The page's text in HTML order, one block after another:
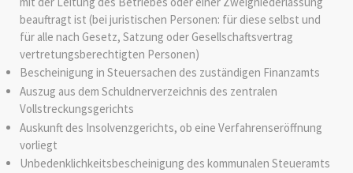
beauftragt ist (bei juristischen Personen: für diese selbst und
für alle nach Gesetz, Satzung oder Gesellschaftsvertrag
vertretungsberechtigten Personen)
Bescheinigung in Steuersachen des zuständigen Finanzamts
Auszug aus dem Schuldnerverzeichnis des zentralen
Vollstreckungsgerichts
Auskunft des Insolvenzgerichts, ob eine Verfahrenseröffnung
vorliegt
Unbedenklichkeitsbescheinigung des kommunalen Steueramts